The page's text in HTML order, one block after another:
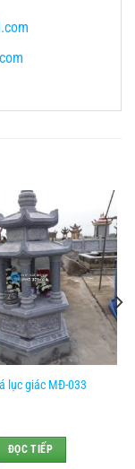
lục giác MĐ-033
ĐỌC TIẾP